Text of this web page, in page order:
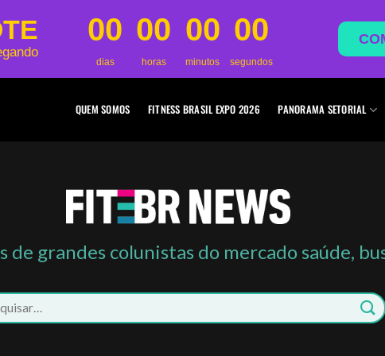
00
dias
00
horas
00
minutos
00
segundos
QUEM SOMOS FITNESS BRASIL EXPO 2026 PANORAMA SETORIAL
grandes colunistas do mercado saúde,